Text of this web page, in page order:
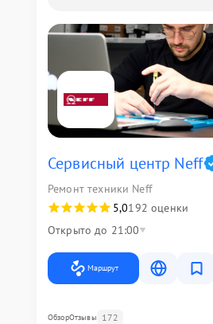
Сервисный центр Neff
Ремонт техники Neff
5,0192 оценки
Открыто до 21:00
Маршрут
ОбзорОтзывы 172